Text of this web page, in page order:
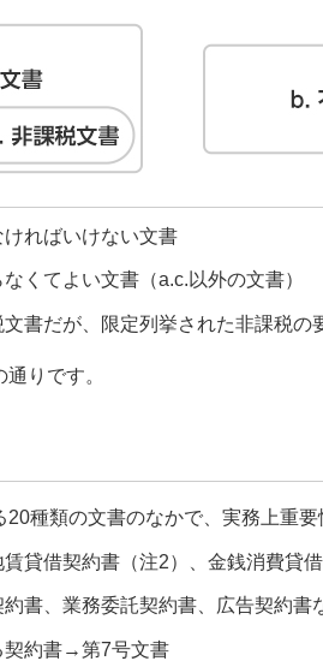
ればいけない文書
くてよい文書（a.c.以外の文書）
書だが、限定列挙された非課税の
りです。
20種類の文書のなかで、実務上重
貸借契約書（注2）、金銭消費貸
書、業務委託契約書、広告契約
契約書→第7号文書